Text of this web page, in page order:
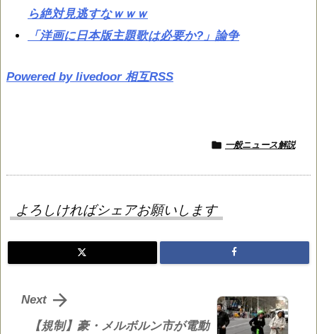
ら絶対見逃すなｗｗｗ
「洋画に日本版主題歌は必要か?」論争
Powered by livedoor 相互RSS
 一般ニュース解説
よろしければシェアお願いします
【規制】豪・メルボルン市が電動

Next